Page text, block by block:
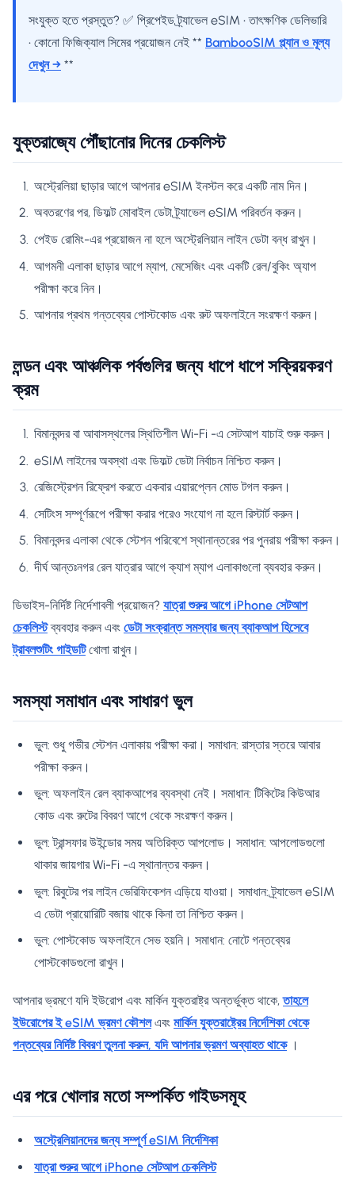
সংযুক্ত হতে প্রস্তুত? ✅ প্রিপেইড ট্র্যাভেল eSIM • তাৎক্ষণিক ডেলিভারি
• কোনো ফিজিক্যাল সিমের প্রয়োজন নেই ** BambooSIM প্ল্যান ও মূল্য
দেখুন → **
যুক্তরাজ্যে পৌঁছানোর দিনের চেকলিস্ট
অস্ট্রেলিয়া ছাড়ার আগে আপনার eSIM ইনস্টল করে একটি নাম দিন।
অবতরণের পর, ডিফল্ট মোবাইল ডেটা ট্র্যাভেল eSIM পরিবর্তন করুন।
পেইড রোমিং-এর প্রয়োজন না হলে অস্ট্রেলিয়ান লাইন ডেটা বন্ধ রাখুন।
আগমনী এলাকা ছাড়ার আগে ম্যাপ, মেসেজিং এবং একটি রেল/বুকিং অ্যাপ
পরীক্ষা করে নিন।
আপনার প্রথম গন্তব্যের পোস্টকোড এবং রুট অফলাইনে সংরক্ষণ করুন।
লন্ডন এবং আঞ্চলিক পর্বগুলির জন্য ধাপে ধাপে সক্রিয়করণ
ক্রম
বিমানবন্দর বা আবাসস্থলের স্থিতিশীল Wi-Fi -এ সেটআপ যাচাই শুরু করুন।
eSIM লাইনের অবস্থা এবং ডিফল্ট ডেটা নির্বাচন নিশ্চিত করুন।
রেজিস্ট্রেশন রিফ্রেশ করতে একবার এয়ারপ্লেন মোড টগল করুন।
সেটিংস সম্পূর্ণরূপে পরীক্ষা করার পরেও সংযোগ না হলে রিস্টার্ট করুন।
বিমানবন্দর এলাকা থেকে স্টেশন পরিবেশে স্থানান্তরের পর পুনরায় পরীক্ষা করুন।
দীর্ঘ আন্তঃনগর রেল যাত্রার আগে ক্যাশ ম্যাপ এলাকাগুলো ব্যবহার করুন।
ডিভাইস-নির্দিষ্ট নির্দেশাবলী প্রয়োজন? যাত্রা শুরুর আগে iPhone সেটআপ
চেকলিস্টব্যবহার করুন এবং ডেটা সংক্রান্ত সমস্যার জন্য ব্যাকআপ হিসেবে
ট্রাবলশুটিং গাইডটিখোলা রাখুন।
সমস্যা সমাধান এবং সাধারণ ভুল
ভুল: শুধু গভীর স্টেশন এলাকায় পরীক্ষা করা। সমাধান: রাস্তার স্তরে আবার
পরীক্ষা করুন।
ভুল: অফলাইন রেল ব্যাকআপের ব্যবস্থা নেই। সমাধান: টিকিটের কিউআর
কোড এবং রুটের বিবরণ আগে থেকে সংরক্ষণ করুন।
ভুল: ট্রান্সফার উইন্ডোর সময় অতিরিক্ত আপলোড। সমাধান: আপলোডগুলো
থাকার জায়গার Wi-Fi -এ স্থানান্তর করুন।
ভুল: রিবুটের পর লাইন ভেরিফিকেশন এড়িয়ে যাওয়া। সমাধান: ট্র্যাভেল eSIM
এ ডেটা প্রায়োরিটি বজায় থাকে কিনা তা নিশ্চিত করুন।
ভুল: পোস্টকোড অফলাইনে সেভ হয়নি। সমাধান: নোটে গন্তব্যের
পোস্টকোডগুলো রাখুন।
আপনার ভ্রমণে যদি ইউরোপ এবং মার্কিন যুক্তরাষ্ট্র অন্তর্ভুক্ত থাকে,তাহলে
ইউরোপের ই eSIM ভ্রমণ কৌশলএবং মার্কিন যুক্তরাষ্ট্রের নির্দেশিকা থেকে
গন্তব্যের নির্দিষ্ট বিবরণ তুলনা করুন, যদি আপনার ভ্রমণ অব্যাহত থাকে।
এর পরে খোলার মতো সম্পর্কিত গাইডসমূহ
অস্ট্রেলিয়ানদের জন্য সম্পূর্ণ eSIM নির্দেশিকা
যাত্রা শুরুর আগে iPhone সেটআপ চেকলিস্ট